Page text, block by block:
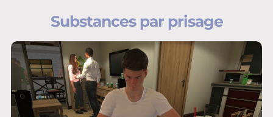
Substances par prisage